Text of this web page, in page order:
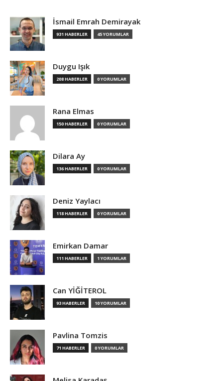
İsmail Emrah Demirayak
931 HABERLER 45 YORUMLAR
Duygu Işık
208 HABERLER 0 YORUMLAR
Rana Elmas
150 HABERLER 0 YORUMLAR
Dilara Ay
136 HABERLER 0 YORUMLAR
Deniz Yaylacı
118 HABERLER 0 YORUMLAR
Emirkan Damar
111 HABERLER 1 YORUMLAR
Can YİĞİTEROL
93 HABERLER 10 YORUMLAR
Pavlina Tomzis
71 HABERLER 0 YORUMLAR